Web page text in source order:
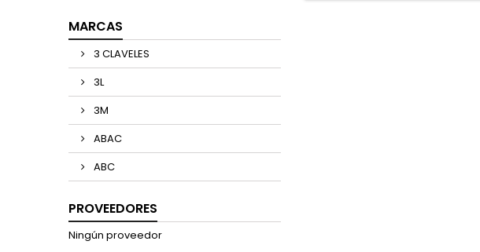
MARCAS
3 CLAVELES
3L
3M
ABAC
ABC
PROVEEDORES
Ningún proveedor